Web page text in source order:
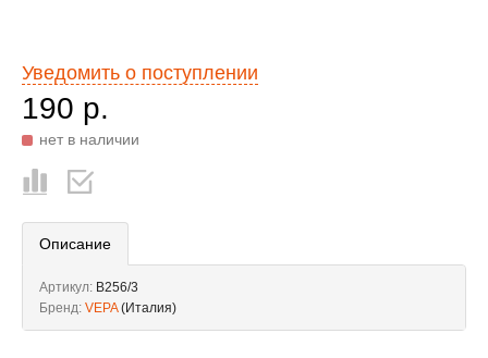
Уведомить о поступлении
190 р.
нет в наличии
Описание
Артикул: B256/3
Бренд: VEPA (Италия)